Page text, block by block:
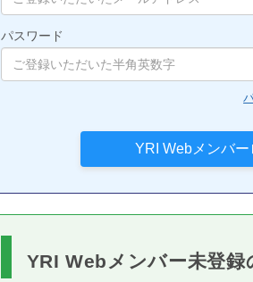
パスワード
YRI Webメンバー未登録